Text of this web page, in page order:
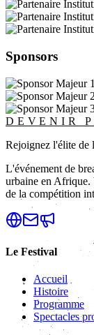
Sponsors
DEVENIR
Rejoignez l'élite de
L'événement de
urbaine en Afrique.
de la compétition
Le Festival
Accueil
Histoire
Programme
Spectacles